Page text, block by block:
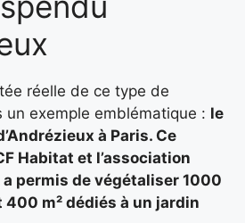
réelle de ce type de
un exemple emblématique : le
à Paris. Ce
Habitat et l’association
permis de végétaliser 1000
400 m² dédiés à un jardin